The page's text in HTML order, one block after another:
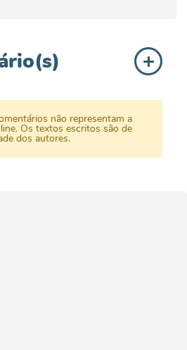
não representam a
Os textos escritos são de
dos autores.